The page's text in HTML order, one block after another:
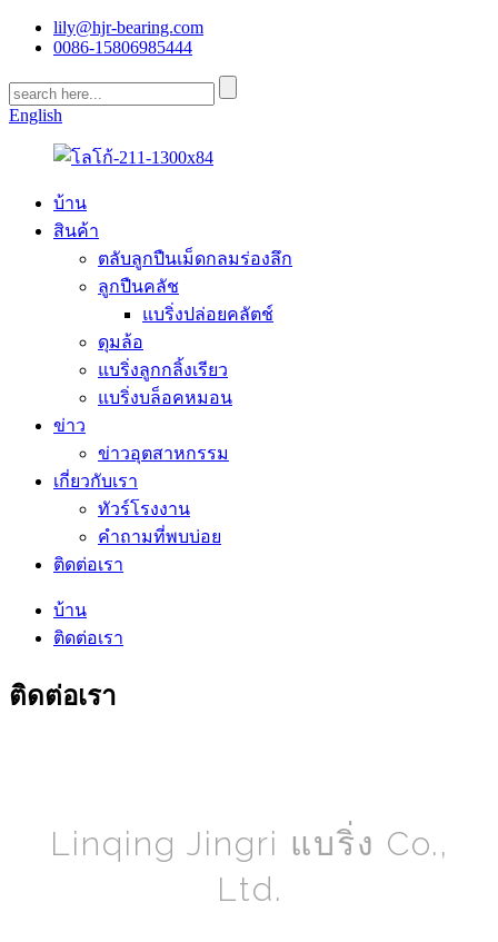
lily@hjr-bearing.com
0086-15806985444
English
บ้าน
สินค้า
ตลับลูกปืนเม็ดกลมร่องลึก
ลูกปืนคลัช
แบริ่งปล่อยคลัตช์
ดุมล้อ
แบริ่งลูกกลิ้งเรียว
แบริ่งบล็อคหมอน
ข่าว
ข่าวอุตสาหกรรม
เกี่ยวกับเรา
ทัวร์โรงงาน
คำถามที่พบบ่อย
ติดต่อเรา
บ้าน
ติดต่อเรา
ติดต่อเรา
Linqing Jingri แบริ่ง Co.,
Ltd.